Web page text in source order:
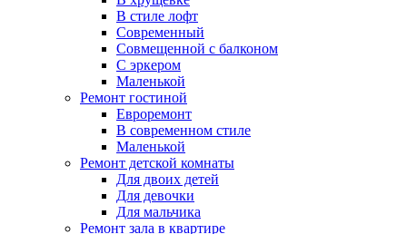
В стиле лофт
Современный
Совмещенной с балконом
С эркером
Маленькой
Ремонт гостиной
Евроремонт
В современном стиле
Маленькой
Ремонт детской комнаты
Для двоих детей
Для девочки
Для мальчика
Ремонт зала в квартире